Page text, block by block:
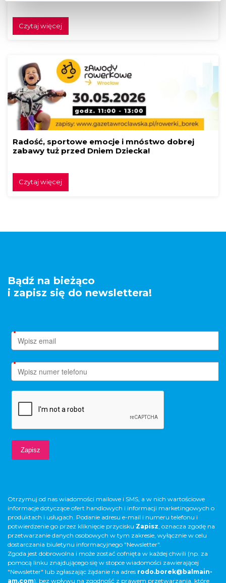
Czytaj więcej
Radość, sportowe emocje i mnóstwo dobrej
zabawy tuż przed Dniem Dziecka!
Czytaj więcej
Bądź na bieżąco
i zapisz się do newslettera!
Otrzymuj od nas wiadomości mailowe i SMS, a w nich wartościowe
informacje dotyczące ofert handlowych i informacji marketingowych o
produktach i usługach. Podanie adresu e-mail i numeru telefonu i
potwierdzenie go przez kliknięcie przycisku Zapisz , oznacza zgodę na
przetwarzanie danych osobowych w tym zakresie, wyłącznie w celu
dostarczania biuletynu informacyjnego "Newsletter".
Zgoda jest dobrowolna i może zostać cofnięta w każdej chwili (np. za
pomocą linku znajdującego się w stopce wiadomości zawierającej
"Newsletter" lub zgłaszając żądanie na adres rodo.borek@balmain-
am.com), bez wpływu na zgodność z prawem przetwarzania, które